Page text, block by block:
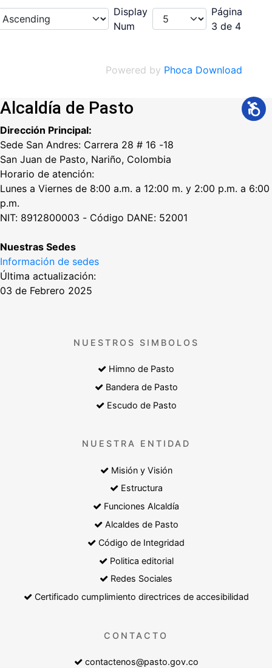
Display
Num
Página
3 de 4
Powered by Phoca Download
Alcaldía de Pasto
Dirección Principal:
Sede San Andres: Carrera 28 # 16 -18
San Juan de Pasto, Nariño, Colombia
Horario de atención:
Lunes a Viernes de 8:00 a.m. a 12:00 m. y 2:00 p.m. a 6:00
p.m.
NIT: 8912800003 - Código DANE: 52001
Nuestras Sedes
Información de sedes
Última actualización:
03 de Febrero 2025
NUESTROS SIMBOLOS
Himno de Pasto
Bandera de Pasto
Escudo de Pasto
NUESTRA ENTIDAD
Misión y Visión
Estructura
Funciones Alcaldía
Alcaldes de Pasto
Código de Integridad
Politica editorial
Redes Sociales
Certificado cumplimiento directrices de accesibilidad
CONTACTO
contactenos@pasto.gov.co